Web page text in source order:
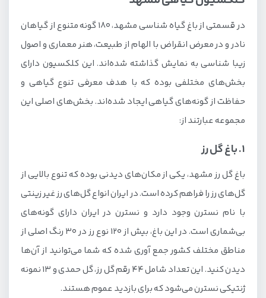
در قسمتی از باغ گیاه شناسی مشهد، 180 گونه متنوع از گیاهان
نادر و در معرض انقراض با الهام از طبیعت، هنر معماری و اصول
زیبا شناسی به نمایش گذاشته شده‌اند. این کلکسیون دارای
بخش‌های مختلفی بوده که با هدف معرفی تنوع گیاهی و
حفاظت از گونه‌های گیاهی ایجاد شده‌اند. بخش‌های اصلی این
مجموعه عبارتند از:
1. باغ گل رز
باغ گل رز مشهد، یکی از مکان‌های دیدنی بوده که تنوع بالایی از
گل‌های رز را فراهم کرده است. در ایران انواع گل‌های رز غیر زینتی
با نام نسترن وجود دارد و نسترن در ایران دارای گونه‌های
بی‌شماری است. در این باغ، بیش از 120 نوع رز در 30 رنگ اصلی از
مناطق مختلف کشور جمع آوری شده که شما می‌توانید از آن‌ها
دیدن کنید. این تعداد شامل 44 رقم گل رز، گل حمدی و 13 نمونه
ژنتیکی نسترن می‌شود که برای بازدید عموم هستند.